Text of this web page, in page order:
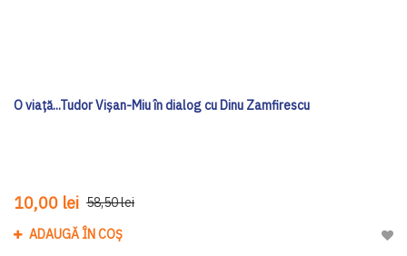
O viață...Tudor Vișan-Miu în dialog cu Dinu Zamfirescu
10,00 lei 58,50 lei
ADAUGĂ ÎN COȘ